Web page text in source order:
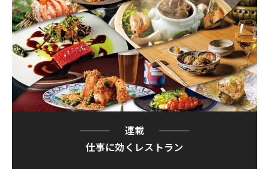
連載
仕事に効くレストラン